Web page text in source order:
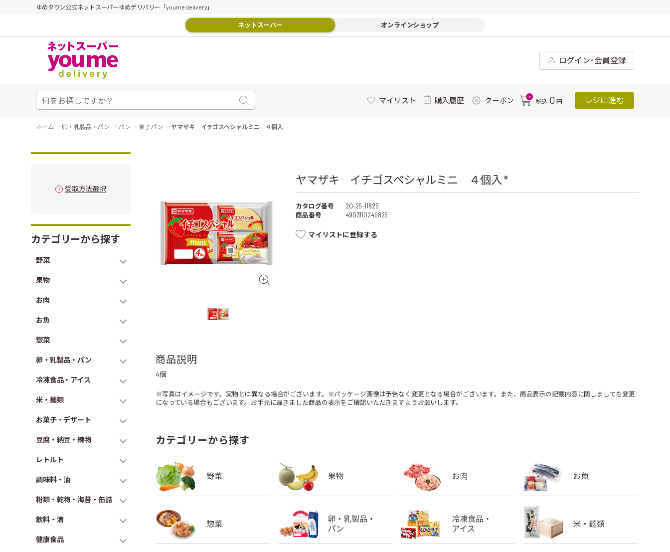
ゆめタウン公式ネットスーパーゆめデリバリー「youme delivery」
ネットスーパー オンラインショップ
ログイン･会員登録
マイリスト 購入履歴 クーポン 0
税込 0 円 レジに進む
ホーム -卵・乳製品・パン - パン -菓子パン -ヤマザキ イチゴスペシャルミニ ４個入
受取方法選択
カテゴリーから探す
野菜
果物
お肉
お魚
惣菜
卵・乳製品・パン
冷凍食品・アイス
米・麺類
お菓子・デザート
豆腐・納豆・練物
レトルト
調味料・油
粉類・乾物・海苔・缶詰
飲料・酒
健康食品
ヤマザキ イチゴスペシャルミニ ４個入 *
カタログ番号
20-25-11825
商品番号
4903110249825
マイリストに登録する
商品説明
4個
※写真はイメージです。実物とは異なる場合がございます。※パッケージ画像は予告なく変更となる場合がございます。また、商品表示の記載内容に関しましても変更
になっている場合もございます。お手元に届きました商品の表示をご確認いただきますようお願いします。
カテゴリーから探す